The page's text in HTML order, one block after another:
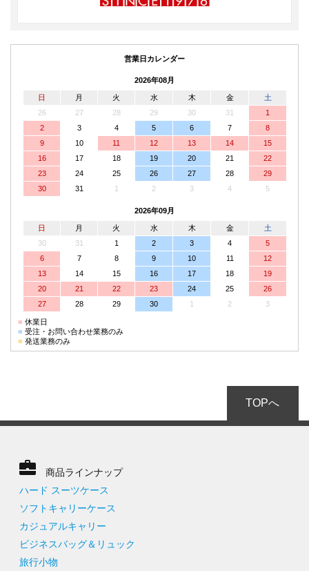
営業日カレンダー
2026年08月
日 月 火 水 木 金
土
26
27 28 29 30 31
1
2
3 4 5 6 7
8
9
10 11 12 13 14
15
16
17 18 19 20 21
22
23
24 25 26 27 28
29
30
31 1 2 3 4 5
2026年09月
日 月 火 水 木 金
土
30
31 1 2 3 4
5
6
7 8 9 10 11
12
13
14 15 16 17 18
19
20
21 22 23 24 25
26
27
28 29 30 1 2 3
■ 休業日
■ 受注・お問い合わせ業務のみ
■ 発送業務のみ
TOPへ
商品ラインナップ
ハード スーツケース
ソフトキャリーケース
カジュアルキャリー
ビジネスバッグ＆リュック
旅行小物